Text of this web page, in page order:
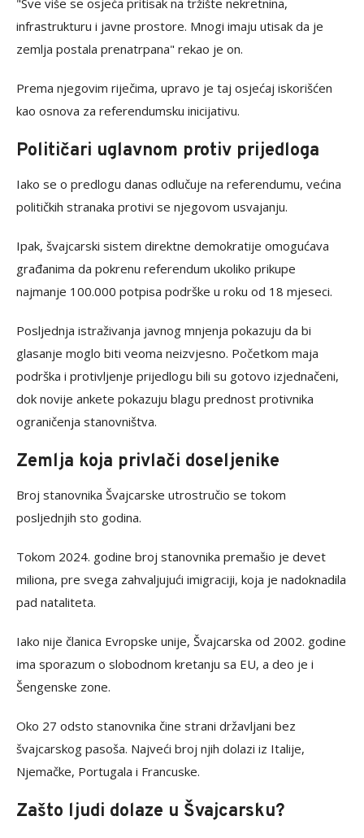
"Sve više se osjeća pritisak na tržište nekretnina,
infrastrukturu i javne prostore. Mnogi imaju utisak da je
zemlja postala prenatrpana" rekao je on.
Prema njegovim riječima, upravo je taj osjećaj iskorišćen
kao osnova za referendumsku inicijativu.
Političari uglavnom protiv prijedloga
Iako se o predlogu danas odlučuje na referendumu, većina
političkih stranaka protivi se njegovom usvajanju.
Ipak, švajcarski sistem direktne demokratije omogućava
građanima da pokrenu referendum ukoliko prikupe
najmanje 100.000 potpisa podrške u roku od 18 mjeseci.
Posljednja istraživanja javnog mnjenja pokazuju da bi
glasanje moglo biti veoma neizvjesno. Početkom maja
podrška i protivljenje prijedlogu bili su gotovo izjednačeni,
dok novije ankete pokazuju blagu prednost protivnika
ograničenja stanovništva.
Zemlja koja privlači doseljenike
Broj stanovnika Švajcarske utrostručio se tokom
posljednjih sto godina.
Tokom 2024. godine broj stanovnika premašio je devet
miliona, pre svega zahvaljujući imigraciji, koja je nadoknadila
pad nataliteta.
Iako nije članica Evropske unije, Švajcarska od 2002. godine
ima sporazum o slobodnom kretanju sa EU, a deo je i
Šengenske zone.
Oko 27 odsto stanovnika čine strani državljani bez
švajcarskog pasoša. Najveći broj njih dolazi iz Italije,
Njemačke, Portugala i Francuske.
Zašto ljudi dolaze u Švajcarsku?